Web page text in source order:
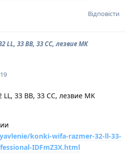
Відповісти
33 BB, 33 CC, лезвие MK
33 BB, 33 CC, лезвие MK
konki-wifa-razmer-32-ll-33-
IDFmZ3X.html